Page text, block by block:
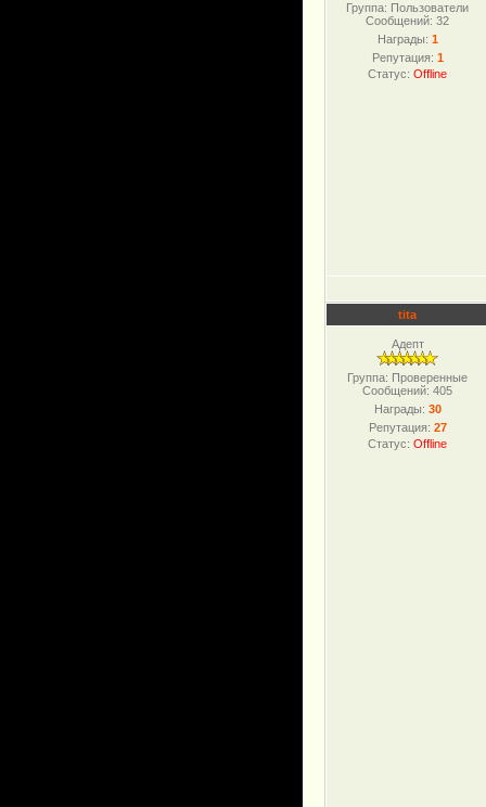
Группа: Пользователи
Сообщений:32
Награды: 1
Репутация: 1
Статус:Offline
tita
Адепт
Группа: Проверенные
Сообщений:405
Награды: 30
Репутация: 27
Статус:Offline